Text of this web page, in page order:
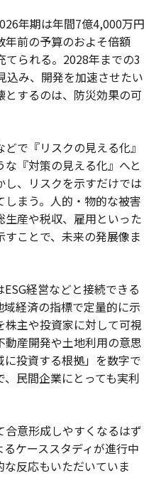
年期は年間7億4,000万円
年前の予算のおよそ倍額
てられる。2028年までの3
込み、開発を加速させたい
するのは、防災効果の可
で『リスクの見える化』
『対策の見える化』へと
、リスクを示すだけでは
まう。人的・物的な被害
産や税収、雇用といった
ことで、未来の発展像ま
経営などと接続できる
経済の指標で定量的に示
主や投資家に対して可視
産開発や土地利用の意思
投資する根拠」を数字で
民間企業にとっても実利
合意形成しやすくなるはず
ケーススタディが進行中
反応もいただいていま